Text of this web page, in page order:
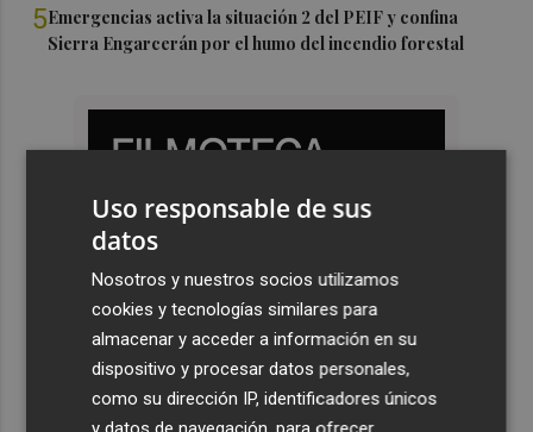
5Emergencias activa la situación 2 del PEIF y confina
Sierra Engarcerán por el humo del incendio forestal
Uso responsable de sus
datos
Nosotros y nuestros socios utilizamos
cookies y tecnologías similares para
almacenar y acceder a información en su
dispositivo y procesar datos personales,
como su dirección IP, identificadores únicos